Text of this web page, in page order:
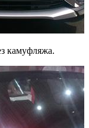
камуфляжа.